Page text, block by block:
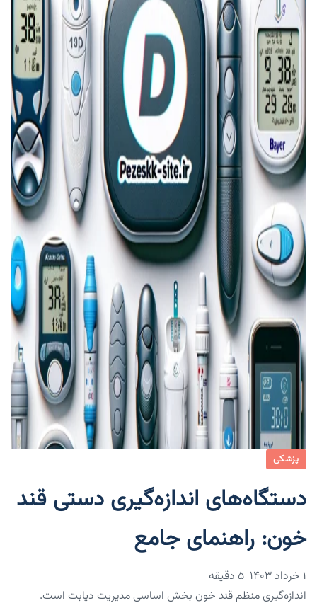
پزشکی
دستگاه‌های اندازه‌گیری دستی قند
خون: راهنمای جامع
۱ خرداد ۱۴۰۳
اندازه‌گیری منظم قند خون بخش اساسی مدیریت دیابت است.